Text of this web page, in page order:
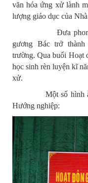
văn hóa ứng xử lành
lượng giáo dục của
Đưa phong trào
gương Bác trở
trường. Qua buổi Hoạt
học sinh rèn luyện kĩ
xử.
Một số hình ảnh
Hướng nghiệp: